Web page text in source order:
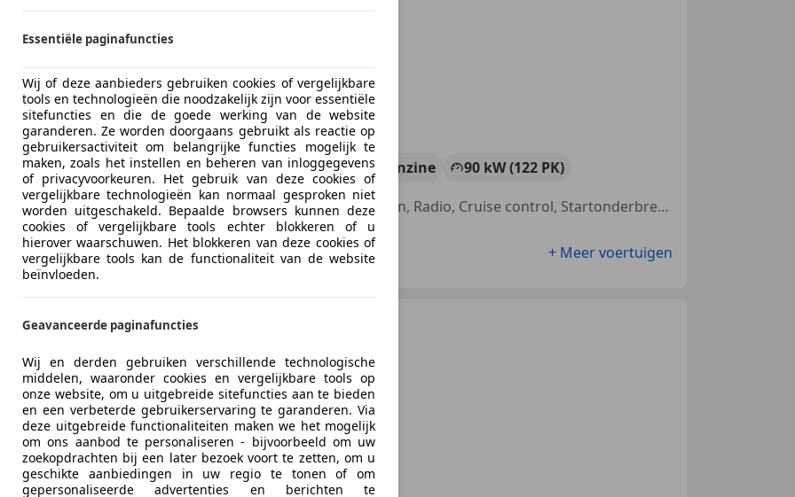
06/2012 155.876 km Benzine
90 kW (122 PK)
Open dak, Lendensteun, Stoelverwarming, Alarm, Lichtmetalen velgen, Radio, Cruise control, Startonderbreker
Blaschke B.V.
5025 VJ TILBURG
+ Meer voertuigen
Golf Cabriolet
NETTE STAAT* NIEUWE APK*
€ 1.995
Essentiële paginafuncties
Wij of deze aanbieders gebruiken cookies of vergelijkbare
tools en technologieën die noodzakelijk zijn voor essentiële
sitefuncties en die de goede werking van de website
garanderen. Ze worden doorgaans gebruikt als reactie op
gebruikersactiviteit om belangrijke functies mogelijk te
maken, zoals het instellen en beheren van inloggegevens
of privacyvoorkeuren. Het gebruik van deze cookies of
vergelijkbare technologieën kan normaal gesproken niet
worden uitgeschakeld. Bepaalde browsers kunnen deze
cookies of vergelijkbare tools echter blokkeren of u
hierover waarschuwen. Het blokkeren van deze cookies of
vergelijkbare tools kan de functionaliteit van de website
beïnvloeden.
Geavanceerde paginafuncties
Wij en derden gebruiken verschillende technologische
middelen, waaronder cookies en vergelijkbare tools op
onze website, om u uitgebreide sitefuncties aan te bieden
en een verbeterde gebruikerservaring te garanderen. Via
deze uitgebreide functionaliteiten maken we het mogelijk
om ons aanbod te personaliseren - bijvoorbeeld om uw
zoekopdrachten bij een later bezoek voort te zetten, om u
geschikte aanbiedingen in uw regio te tonen of om
gepersonaliseerde advertenties en berichten te